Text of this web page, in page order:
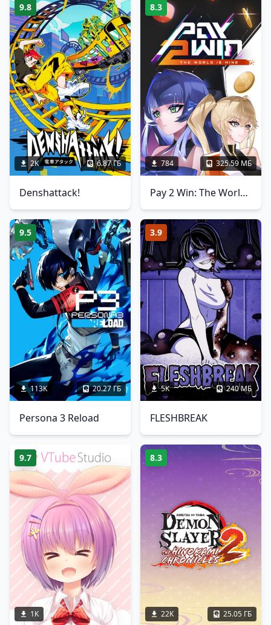
9.8
2K 6.87 ГБ
Denshattack!
8.3
784 325.59 МБ
Pay 2 Win: The World is Mine
9.5
113K 20.27 ГБ
Persona 3 Reload
3.9
5K 240 МБ
FLESHBREAK
9.7
1K
8.3
22K 25.05 ГБ